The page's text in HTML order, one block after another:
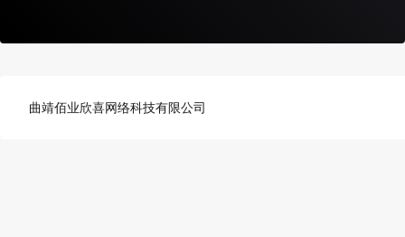
曲靖佰业欣喜网络科技有限公司